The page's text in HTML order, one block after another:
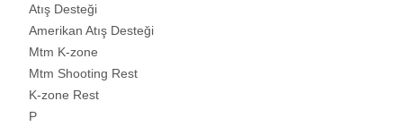
Atış Desteği
Amerikan Atış Desteği
Mtm K-zone
Mtm Shooting Rest
K-zone Rest
P